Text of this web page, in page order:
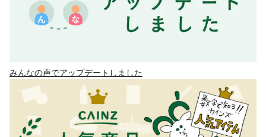
みんなの声でアップデートしました